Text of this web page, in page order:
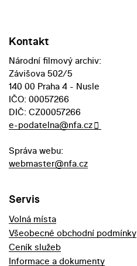
Kontakt
Národní filmový archiv:
Závišova 502/5
140 00 Praha 4 - Nusle
IČO: 00057266
DIČ: CZ00057266
e-podatelna@nfa.cz
Správa webu:
webmaster@nfa.cz
Servis
Volná místa
Všeobecné obchodní podmínky
Ceník služeb
Informace a dokumenty